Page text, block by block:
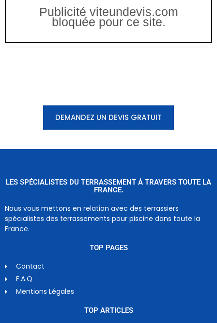
Publicité viteundevis.com
bloquée pour ce site.
DEMANDEZ UN DEVIS GRATUIT
LES SPÉCIALISTES DU TERRASSEMENT À TRAVERS TOUTE LA
FRANCE.
Nous vous mettons en relation avec des terrassiers
spécialistes des terrassements pour piscine dans toute la
France.
TOP PAGES
Contact
F.A.Q
Mentions Légales
TOP ARTICLES